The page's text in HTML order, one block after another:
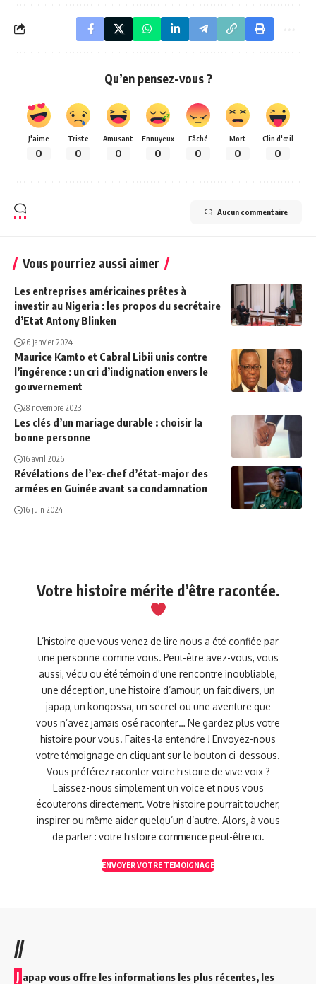
Qu’en pensez-vous ?
J'aime
0
Triste
0
Amusant
0
Ennuyeux
0
Fâché
0
Mort
0
Clin d'œil
0
Aucun commentaire
Vous pourriez aussi aimer
Les entreprises américaines prêtes à
investir au Nigeria : les propos du secrétaire
d’Etat Antony Blinken
26 janvier 2024
Maurice Kamto et Cabral Libii unis contre
l’ingérence : un cri d’indignation envers le
gouvernement
28 novembre 2023
Les clés d’un mariage durable : choisir la
bonne personne
16 avril 2026
Révélations de l’ex-chef d’état-major des
armées en Guinée avant sa condamnation
16 juin 2024
Votre histoire mérite d’être racontée.
L’histoire que vous venez de lire nous a été confiée par
une personne comme vous. Peut-être avez-vous, vous
aussi, vécu ou été témoin d'une rencontre inoubliable,
une déception, une histoire d’amour, un fait divers, un
japap, un kongossa, un secret ou une aventure que
vous n’avez jamais osé raconter… Ne gardez plus votre
histoire pour vous. Faites-la entendre ! Envoyez-nous
votre témoignage en cliquant sur le bouton ci-dessous.
Vous préférez raconter votre histoire de vive voix ?
Laissez-nous simplement un voice et nous vous
écouterons directement. Votre histoire pourrait toucher,
inspirer ou même aider quelqu’un d’autre. Alors, à vous
de parler : votre histoire commence peut-être ici.
ENVOYER VOTRE TEMOIGNAGE
//
J apap vous offre les informations les plus récentes, les